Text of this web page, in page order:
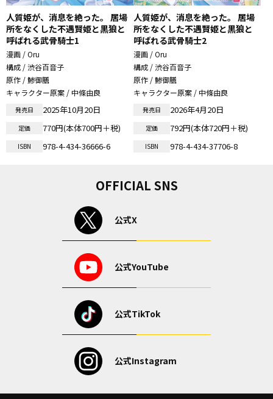
人質姫が、消息を絶った。 居場
所をなくした不遇賢姫と黒狼と
呼ばれる武骨騎士1
漫画 / Oru
構成 / 渋谷百音子
原作 / 鯵御膳
キャラクター原案 / 中條由良
発売日 2025年10月20日
定価 770円(本体700円＋税)
ISBN 978-4-434-36666-6
人質姫が、消息を絶った。 居場
所をなくした不遇賢姫と黒狼と
呼ばれる武骨騎士2
漫画 / Oru
構成 / 渋谷百音子
原作 / 鯵御膳
キャラクター原案 / 中條由良
発売日 2026年4月20日
定価 792円(本体720円＋税)
ISBN 978-4-434-37706-8
OFFICIAL SNS
公式X
公式YouTube
公式TikTok
公式Instagram